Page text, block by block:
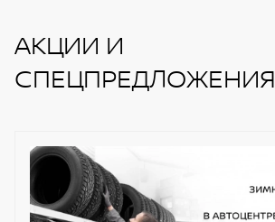
АКЦИИ И